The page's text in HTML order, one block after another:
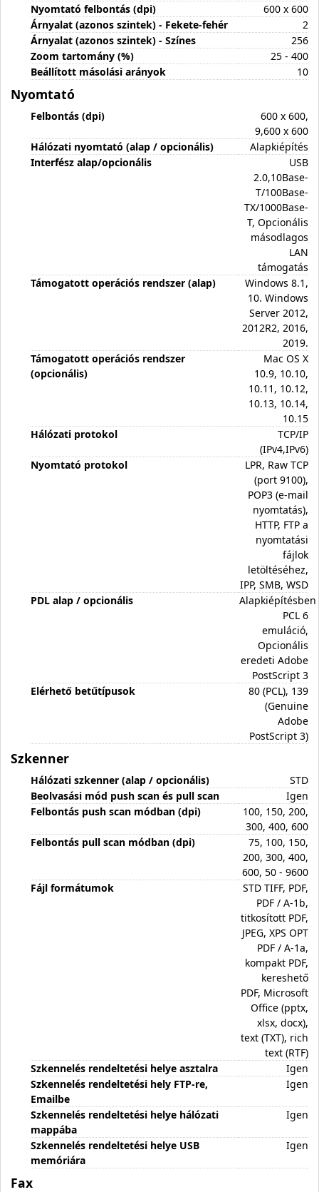
Nyomtató felbontás (dpi)
600 x 600
Árnyalat (azonos szintek) - Fekete-fehér
2
Árnyalat (azonos szintek) - Színes
256
Zoom tartomány (%)
25 - 400
Beállított másolási arányok
10
Nyomtató
Felbontás (dpi)
600 x 600,
9,600 x 600
Hálózati nyomtató (alap / opcionális)
Alapkiépítés
Interfész alap/opcionális
USB
2.0,10Base-
T/100Base-
TX/1000Base-
T, Opcionális
másodlagos
LAN
támogatás
Támogatott operációs rendszer (alap)
Windows 8.1,
10. Windows
Server 2012,
2012R2, 2016,
2019.
Támogatott operációs rendszer
(opcionális)
Mac OS X
10.9, 10.10,
10.11, 10.12,
10.13, 10.14,
10.15
Hálózati protokol
TCP/IP
(IPv4,IPv6)
Nyomtató protokol
LPR, Raw TCP
(port 9100),
POP3 (e-mail
nyomtatás),
HTTP, FTP a
nyomtatási
fájlok
letöltéséhez,
IPP, SMB, WSD
PDL alap / opcionális
Alapkiépítésben
PCL 6
emuláció,
Opcionális
eredeti Adobe
PostScript 3
Elérhető betűtípusok
80 (PCL), 139
(Genuine
Adobe
PostScript 3)
Szkenner
Hálózati szkenner (alap / opcionális)
STD
Beolvasási mód push scan és pull scan
Igen
Felbontás push scan módban (dpi)
100, 150, 200,
300, 400, 600
Felbontás pull scan módban (dpi)
75, 100, 150,
200, 300, 400,
600, 50 - 9600
Fájl formátumok
STD TIFF, PDF,
PDF / A-1b,
titkosított PDF,
JPEG, XPS OPT
PDF / A-1a,
kompakt PDF,
kereshető
PDF, Microsoft
Office (pptx,
xlsx, docx),
text (TXT), rich
text (RTF)
Szkennelés rendeltetési helye asztalra
Igen
Szkennelés rendeltetési hely FTP-re,
Emailbe
Igen
Szkennelés rendeltetési helye hálózati
mappába
Igen
Szkennelés rendeltetési helye USB
memóriára
Igen
Fax